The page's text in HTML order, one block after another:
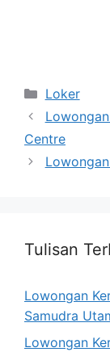
Categories
Loker
Centre
Tulisan
Lowongan
Samudra
Lowongan